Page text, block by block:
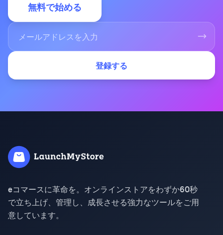
無料で始める
登録する
eコマースに革命を。オンラインストアをわずか60秒
で立ち上げ、管理し、成長させる強力なツールをご用
意しています。